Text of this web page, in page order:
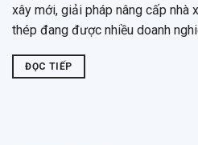
xây mới, giải pháp nâng cấp nhà
thép đang được nhiều doanh
ĐỌC TIẾP